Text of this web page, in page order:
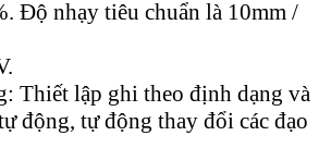
Độ nhạy tiêu chuẩn là 10mm /
Thiết lập ghi theo định dạng và
động, tự động thay đổi các đạo